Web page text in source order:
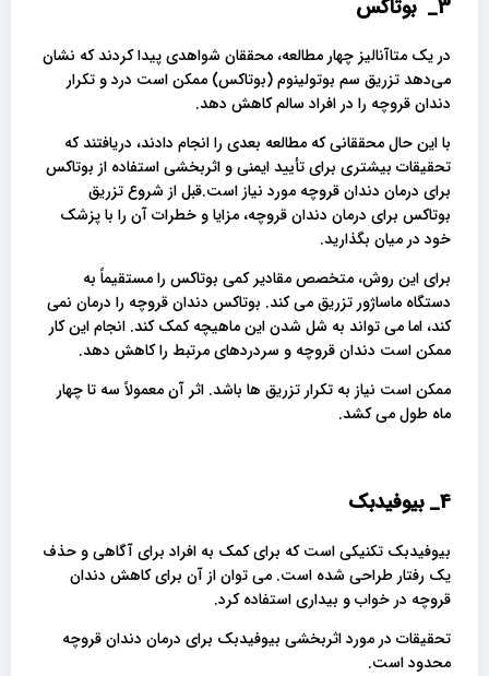
3_ بوتاکس
در یک متاآنالیز چهار مطالعه، محققان شواهدی پیدا کردند که نشان
می‌دهد تزریق سم بوتولینوم (بوتاکس) ممکن است درد و تکرار
دندان قروچه را در افراد سالم کاهش دهد.
با این حال محققانی که مطالعه بعدی را انجام دادند، دریافتند که
تحقیقات بیشتری برای تأیید ایمنی و اثربخشی استفاده از بوتاکس
برای درمان دندان قروچه مورد نیاز است.قبل از شروع تزریق
بوتاکس برای درمان دندان قروچه، مزایا و خطرات آن را با پزشک
خود در میان بگذارید.
برای این روش، متخصص مقادیر کمی بوتاکس را مستقیماً به
دستگاه ماساژور تزریق می کند. بوتاکس دندان قروچه را درمان نمی
کند، اما می تواند به شل شدن این ماهیچه کمک کند. انجام این کار
ممکن است دندان قروچه و سردردهای مرتبط را کاهش دهد.
ممکن است نیاز به تکرار تزریق ها باشد. اثر آن معمولاً سه تا چهار
ماه طول می کشد.
4_ بیوفیدبک
بیوفیدبک تکنیکی است که برای کمک به افراد برای آگاهی و حذف
یک رفتار طراحی شده است. می توان از آن برای کاهش دندان
قروچه در خواب و بیداری استفاده کرد.
تحقیقات در مورد اثربخشی بیوفیدبک برای درمان دندان قروچه
محدود است.